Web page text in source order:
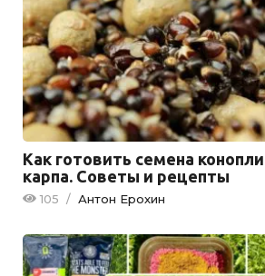
Как готовить семена
карпа. Советы и рецепты
105 /Антон Ерохин